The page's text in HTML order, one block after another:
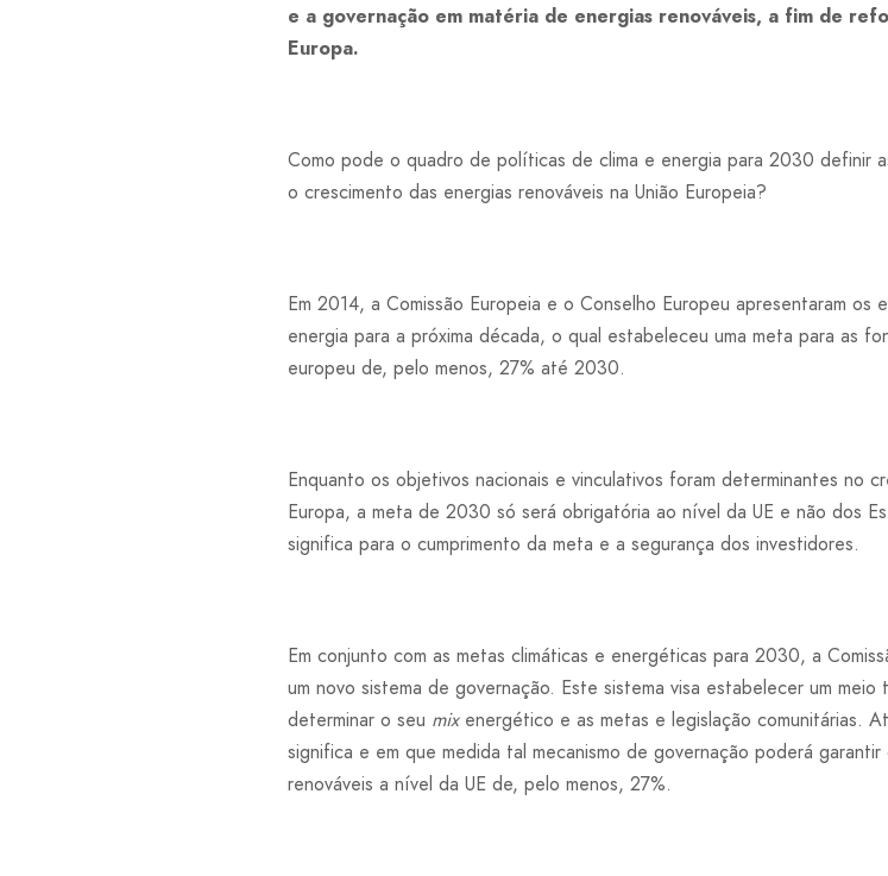
e a governação em matéria de energias renováveis, a fim de
Europa.
Como pode o quadro de políticas de clima e energia para 2030 definir
o crescimento das energias renováveis na União Europeia?
Em 2014, a Comissão Europeia e o Conselho Europeu apresentaram
energia para a próxima década, o qual estabeleceu uma meta para as
europeu de, pelo menos, 27% até 2030.
Enquanto os objetivos nacionais e vinculativos foram determinantes no
Europa, a meta de 2030 só será obrigatória ao nível da UE e não dos
significa para o cumprimento da meta e a segurança dos investidores.
Em conjunto com as metas climáticas e energéticas para 2030, a
um novo sistema de governação. Este sistema visa estabelecer um
determinar o seu mixenergético e as metas e legislação comunitárias.
significa e em que medida tal mecanismo de governação poderá
renováveis a nível da UE de, pelo menos, 27%.